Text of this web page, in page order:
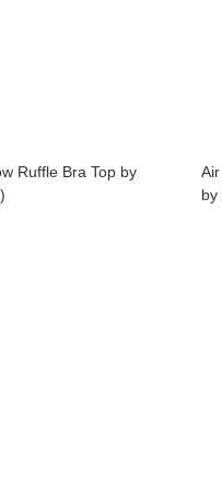
Ruffle Bra Top by
by